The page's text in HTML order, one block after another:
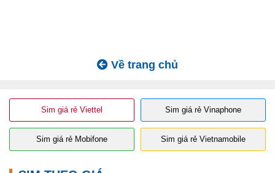
Về trang chủ
Sim giá rẻ Viettel Sim giá rẻ Vinaphone
Sim giá rẻ Mobifone Sim giá rẻ Vietnamobile